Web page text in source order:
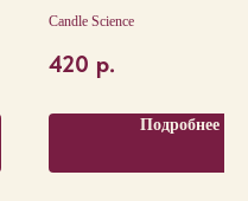
EUCALYPTUS
Candle Science
420 р.
Подробнее